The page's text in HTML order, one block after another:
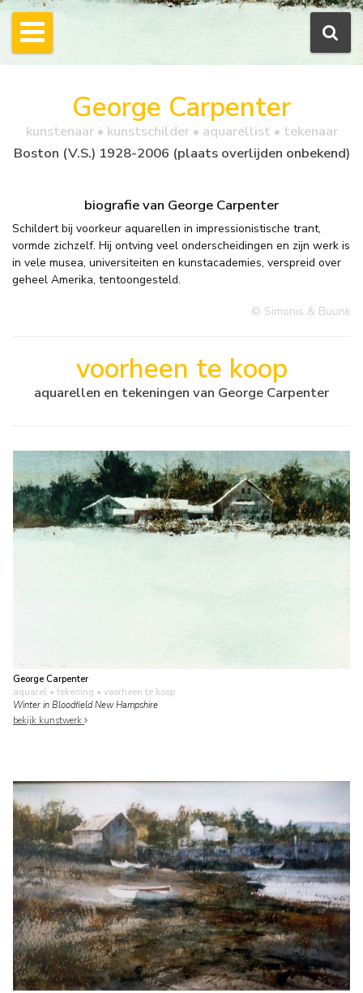
George Carpenter
kunstenaar • kunstschilder • aquarellist • tekenaar
Boston (V.S.) 1928-2006 (plaats overlijden onbekend)
biografie van George Carpenter
Schildert bij voorkeur aquarellen in impressionistische trant,
vormde zichzelf. Hij ontving veel onderscheidingen en zijn werk is
in vele musea, universiteiten en kunstacademies, verspreid over
geheel Amerika, tentoongesteld.
© Simonis & Buunk
voorheen te koop
aquarellen en tekeningen van George Carpenter
George Carpenter
aquarel • tekening • voorheen te koop
Winter in Bloodfield New Hampshire
bekijk kunstwerk